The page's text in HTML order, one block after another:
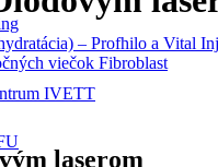
– Profhilo a Vital
viečok Fibroblast
IVETT
laserom